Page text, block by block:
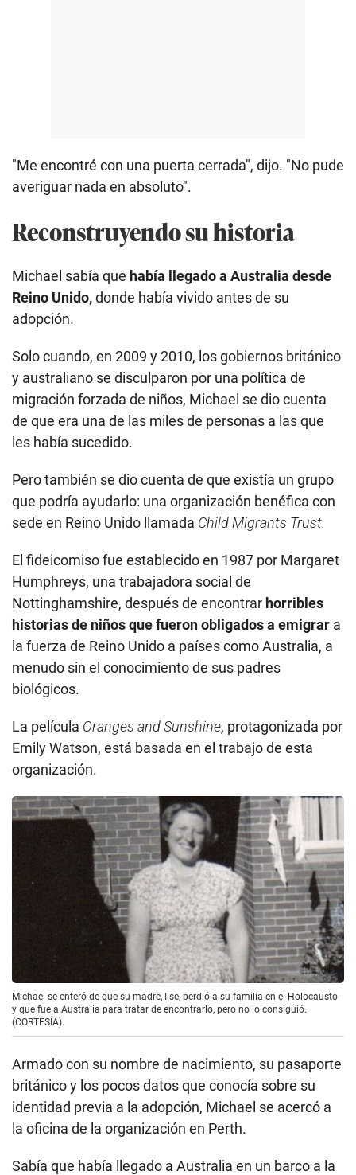
"Me encontré con una puerta cerrada", dijo. "No pude
averiguar nada en absoluto".
Reconstruyendo su historia
Michael sabía que había llegado a Australia desde
Reino Unido,donde había vivido antes de su
adopción.
Solo cuando, en 2009 y 2010, los gobiernos británico
y australiano se disculparon por una política de
migración forzada de niños, Michael se dio cuenta
de que era una de las miles de personas a las que
les había sucedido.
Pero también se dio cuenta de que existía un grupo
que podría ayudarlo: una organización benéfica con
sede en Reino Unido llamada Child Migrants Trust.
El fideicomiso fue establecido en 1987 por Margaret
Humphreys, una trabajadora social de
Nottinghamshire, después de encontrar horribles
historias de niños que fueron obligados a emigrar a
la fuerza de Reino Unido a países como Australia, a
menudo sin el conocimiento de sus padres
biológicos.
La película Oranges and Sunshine, protagonizada por
Emily Watson, está basada en el trabajo de esta
organización.
Michael se enteró de que su madre, Ilse, perdió a su familia en el Holocausto
y que fue a Australia para tratar de encontrarlo, pero no lo consiguió.
(CORTESÍA).
Armado con su nombre de nacimiento, su pasaporte
británico y los pocos datos que conocía sobre su
identidad previa a la adopción, Michael se acercó a
la oficina de la organización en Perth.
Sabía que había llegado a Australia en un barco a la